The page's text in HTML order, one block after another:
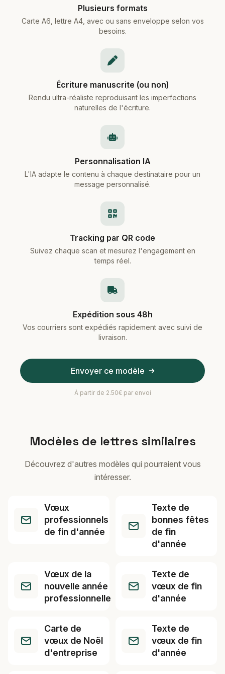
Plusieurs formats
Carte A6, lettre A4, avec ou sans enveloppe selon vos
besoins.
Écriture manuscrite (ou non)
Rendu ultra-réaliste reproduisant les imperfections
naturelles de l'écriture.
Personnalisation IA
L'IA adapte le contenu à chaque destinataire pour un
message personnalisé.
Tracking par QR code
Suivez chaque scan et mesurez l'engagement en
temps réel.
Expédition sous 48h
Vos courriers sont expédiés rapidement avec suivi de
livraison.
Envoyer ce modèle
À partir de 2.50€ par envoi
Modèles de lettres similaires
Découvrez d'autres modèles qui pourraient vous
intéresser.
Vœux
professionnels
de fin d'année
Texte de
bonnes fêtes
de fin
d'année
Vœux de la
nouvelle année
professionnelle
Texte de
vœux de fin
d'année
Carte de
vœux de Noël
d'entreprise
Texte de
vœux de fin
d'année